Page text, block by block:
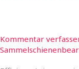
Kommentar